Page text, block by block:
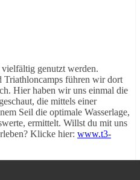
genutzt werden.
Triathloncamps führen wir dort
Hier haben wir uns einmal die
die mittels einer
Seil die optimale Wasserlage,
ermittelt. Willst du mit uns
Klicke hier: www.t3-